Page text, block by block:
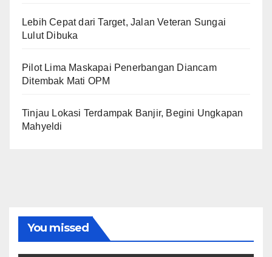
Lebih Cepat dari Target, Jalan Veteran Sungai
Lulut Dibuka
Pilot Lima Maskapai Penerbangan Diancam
Ditembak Mati OPM
Tinjau Lokasi Terdampak Banjir, Begini Ungkapan
Mahyeldi
You missed